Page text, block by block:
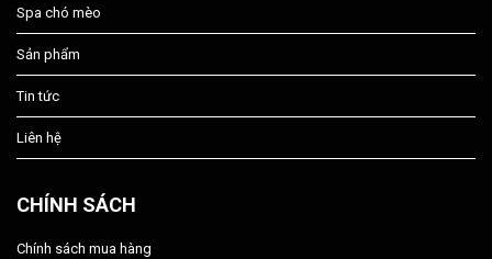
Spa chó mèo
Sản phẩm
Tin tức
Liên hệ
CHÍNH SÁCH
Chính sách mua hàng